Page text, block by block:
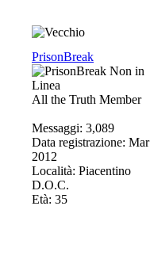
PrisonBreak
All the Truth Member
Messaggi: 3,089
Data registrazione: Mar
2012
Località: Piacentino
D.O.C.
Età: 35